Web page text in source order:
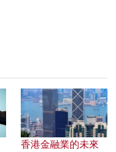
香港金融業的未來